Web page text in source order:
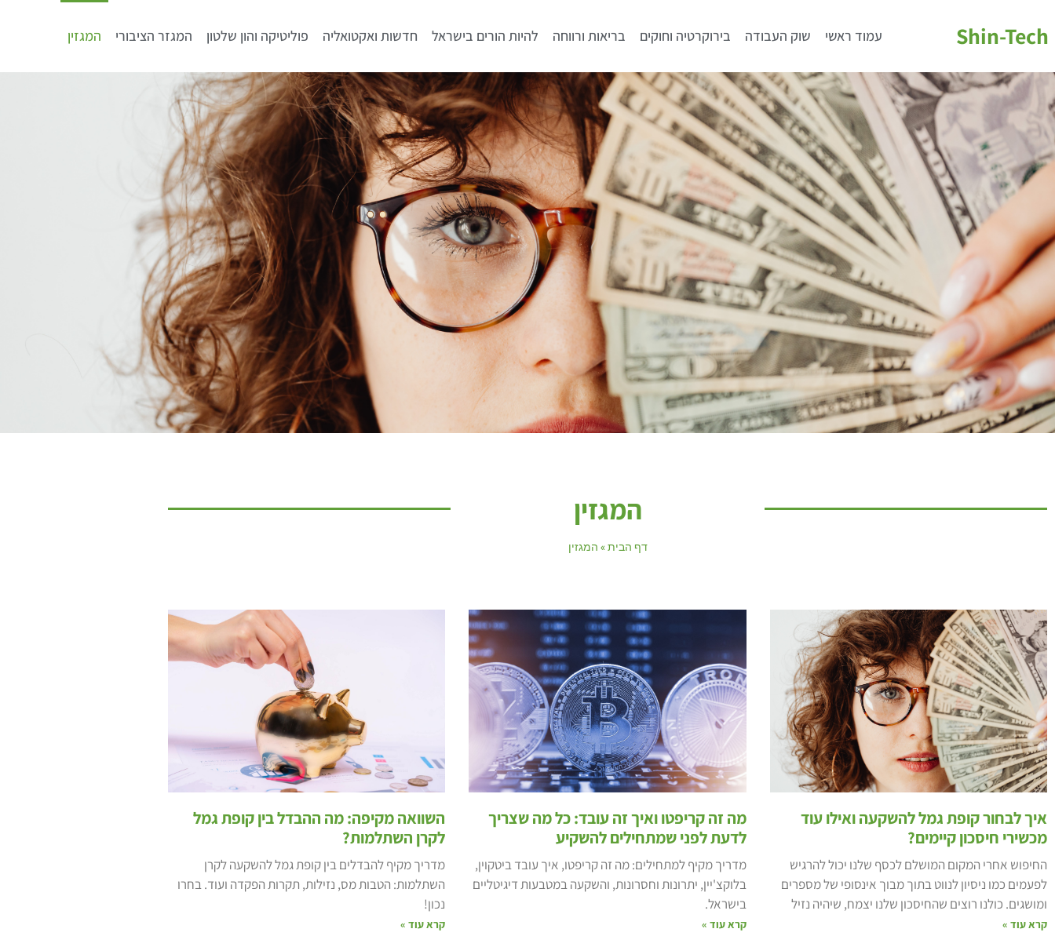
Shin-Tech עמוד ראשי שוק העבודה בירוקרטיה וחוקים בריאות ורווחה להיות הורים בישראל חדשות ואקטואליה פוליטיקה והון שלטון המגזר הציבורי המגזין
המגזין
דף הבית» המגזין
איך לבחור קופת גמל להשקעה ואילו עוד
מכשירי חיסכון קיימים?
החיפוש אחרי המקום המושלם לכסף שלנו יכול להרגיש
לפעמים כמו ניסיון לנווט בתוך מבוך אינסופי של מספרים
ומושגים. כולנו רוצים שהחיסכון שלנו יצמח, שיהיה נזיל
קרא עוד »
מה זה קריפטו ואיך זה עובד: כל מה שצריך
לדעת לפני שמתחילים להשקיע
מדריך מקיף למתחילים: מה זה קריפטו, איך עובד ביטקוין,
בלוקצ'יין, יתרונות וחסרונות, והשקעה במטבעות דיגיטליים
בישראל.
קרא עוד »
השוואה מקיפה: מה ההבדל בין קופת גמל
לקרן השתלמות?
מדריך מקיף להבדלים בין קופת גמל להשקעה לקרן
השתלמות: הטבות מס, נזילות, תקרות הפקדה ועוד. בחרו
נכון!
קרא עוד »